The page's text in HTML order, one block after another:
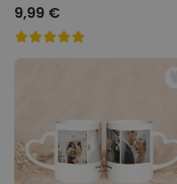
9,99 €